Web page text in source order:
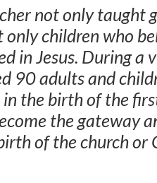
not only taught
only children who
in Jesus. During a
90 adults and
the birth of the
the gateway
of the church or